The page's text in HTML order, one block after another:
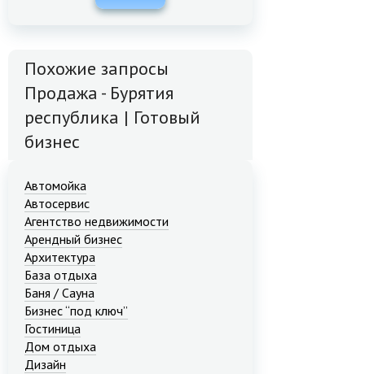
Похожие запросы
Продажа - Бурятия
республика | Готовый
бизнес
Автомойка
Автосервис
Агентство недвижимости
Арендный бизнес
Архитектура
База отдыха
Баня / Сауна
Бизнес “под ключ”
Гостиница
Дом отдыха
Дизайн